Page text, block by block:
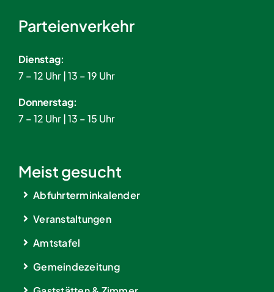
Parteienverkehr
Dienstag:
7 – 12 Uhr | 13 – 19 Uhr
Donnerstag:
7 – 12 Uhr | 13 – 15 Uhr
Meist gesucht
Abfuhrterminkalender
Veranstaltungen
Amtstafel
Gemeindezeitung